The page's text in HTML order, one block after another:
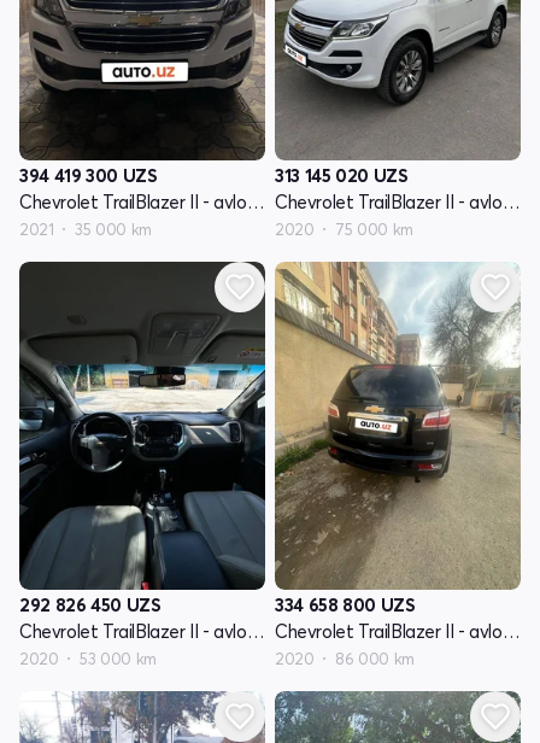
394 419 300 UZS
Chevrolet TrailBlazer II - avlod restyling
2021 35 000 km
313 145 020 UZS
Chevrolet TrailBlazer II - avlod restyling
2020 75 000 km
292 826 450 UZS
Chevrolet TrailBlazer II - avlod restyling
2020 53 000 km
334 658 800 UZS
Chevrolet TrailBlazer II - avlod restyling
2020 86 000 km